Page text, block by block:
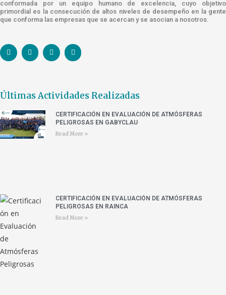
conformada por un equipo humano de excelencia, cuyo objetivo
primordial es la consecución de altos niveles de desempeño en la gente
que conforma las empresas que se acercan y se asocian a nosotros.
Últimas Actividades Realizadas
CERTIFICACIÓN EN EVALUACIÓN DE ATMÓSFERAS
PELIGROSAS EN GABYCLAU
Read More »
CERTIFICACIÓN EN EVALUACIÓN DE ATMÓSFERAS
PELIGROSAS EN RAINCA
Read More »